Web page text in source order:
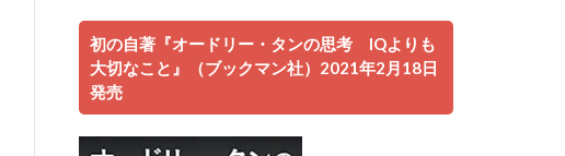
初の自著『オードリー・タンの思考 IQよりも
大切なこと』（ブックマン社）2021年2月18日
発売